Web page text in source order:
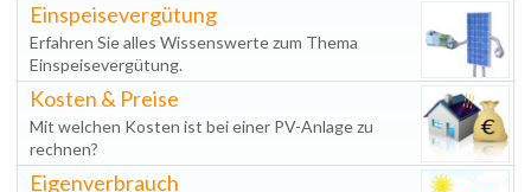
Einspeisevergütung
Erfahren Sie alles Wissenswerte zum Thema
Einspeisevergütung.
Kosten & Preise
Mit welchen Kosten ist bei einer PV-Anlage zu
rechnen?
Eigenverbrauch